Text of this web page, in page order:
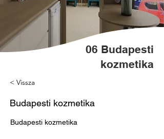
< Vissza
Budapesti kozmetika
Budapesti kozmetika
06 Budapesti
kozmetika